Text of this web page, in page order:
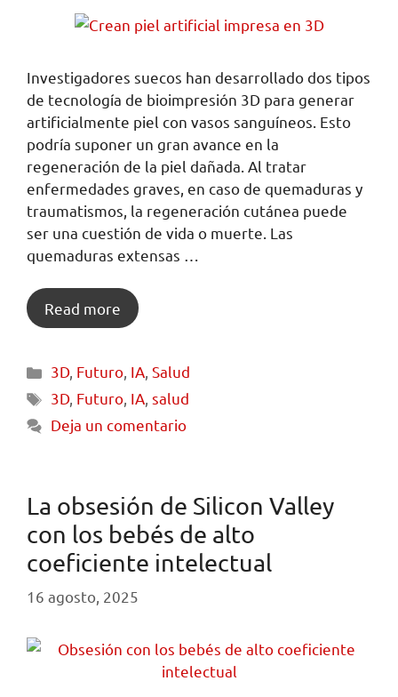
Investigadores suecos han desarrollado dos tipos
de tecnología de bioimpresión 3D para generar
artificialmente piel con vasos sanguíneos. Esto
podría suponer un gran avance en la
regeneración de la piel dañada. Al tratar
enfermedades graves, en caso de quemaduras y
traumatismos, la regeneración cutánea puede
ser una cuestión de vida o muerte. Las
quemaduras extensas …
Read more
3D, Futuro, IA,Salud
3D, Futuro, IA,salud
Deja un comentario
La obsesión de Silicon Valley
con los bebés de alto
coeficiente intelectual
16 agosto, 2025